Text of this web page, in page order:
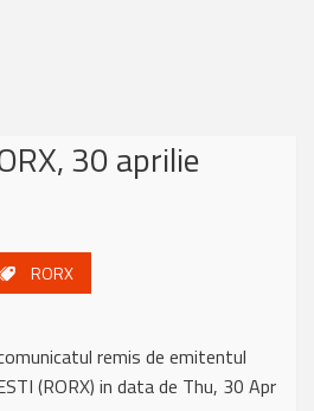
30 aprilie
RORX
remis de emitentul
(RORX) in data de Thu, 30 Apr